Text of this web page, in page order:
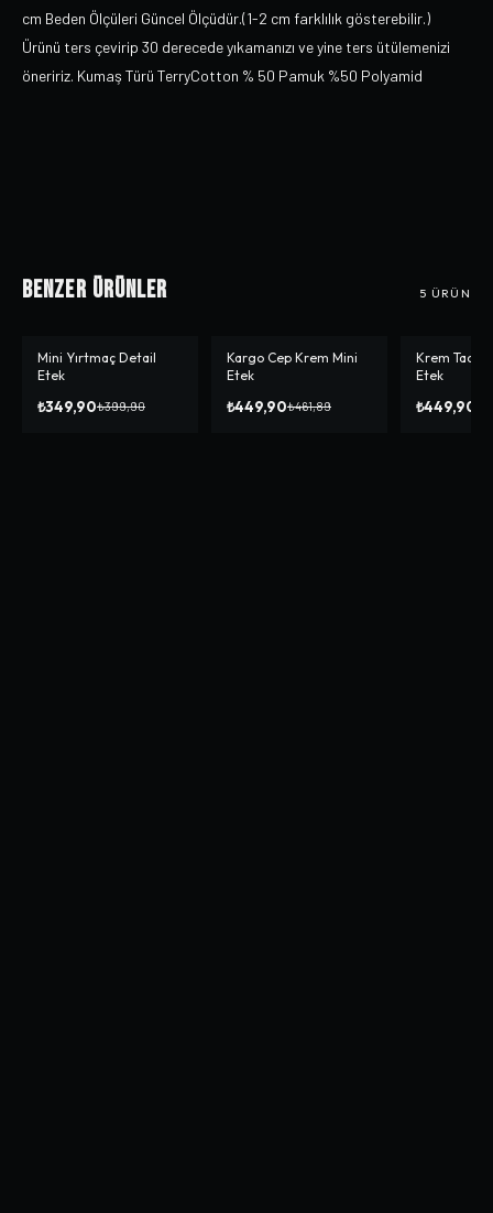
cm Beden Ölçüleri Güncel Ölçüdür.(1-2 cm farklılık gösterebilir.)
Ürünü ters çevirip 30 derecede yıkamanızı ve yine ters ütülemenizi
öneririz. Kumaş Türü TerryCotton % 50 Pamuk %50 Polyamid
Benzer Ürünler 5 ÜRÜN
-%13
Mini Yırtmaç Detail
Etek
₺349,90₺399,90
-%3
Kargo Cep Krem Mini
Etek
₺449,90₺461,89
Krem
Etek
₺449,90